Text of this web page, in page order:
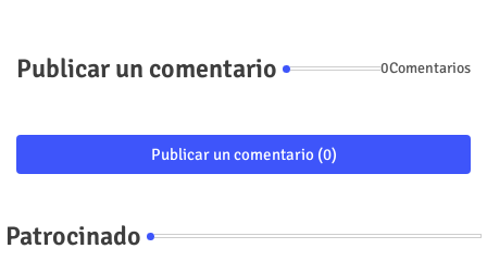
Publicar un comentario 0Comentarios
Publicar un comentario (0)
Patrocinado